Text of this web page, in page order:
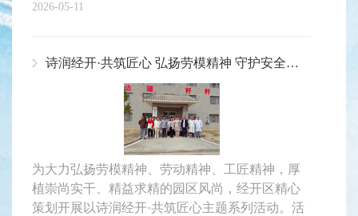
2026-05-11
诗润经开·共筑匠心 弘扬劳模精神 守护安全发展——经开区匠心主题系列主题活动
为大力弘扬劳模精神、劳动精神、工匠精神，厚
植崇尚实干、精益求精的园区风尚，经开区精心
策划开展以诗润经开·共筑匠心主题系列活动。活